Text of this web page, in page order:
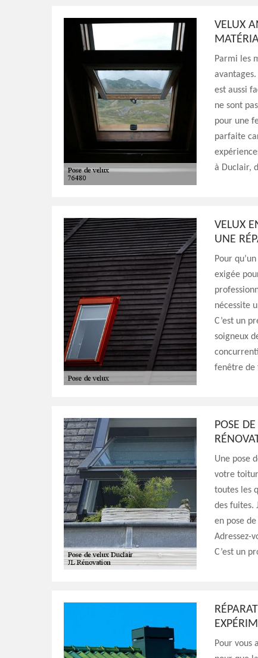
VELUX
Parmi les
est aussi
ne sont
pour une
parfaite
à Duclair,
VELUX
UNE
Pour
exigée
nécessite
C’est un
soigneux
fenêtre de
POSE
Une pose
votre
toutes les
des fuites.
en pose
Adressez-
C’est un
Pour vous